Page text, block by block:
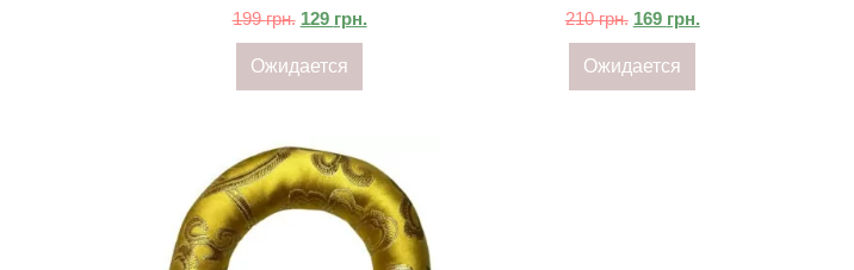
199грн. 129 грн.
Ожидается
210грн. 169 грн.
Ожидается